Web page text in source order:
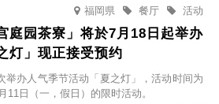
福岡県 活动
餐厅
庭园茶寮」将於7月18日起举办
灯」现正接受预约
举办人气季节活动「夏之灯」，活动时间为
11日（一，假日）的限时活动。